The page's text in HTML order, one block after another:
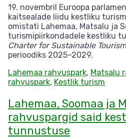
19. novembril Euroopa
kaitsealade liidu kestliku
omistati Lahemaa, Matsalu ja
turismipiirkondadele kestliku
Charter for Sustainable Tourism
perioodiks 2025–2029.
Lahemaa rahvuspark, Matsalu
rahvuspark, Kestlik turism
Lahemaa, Soomaa ja
rahvuspargid said
tunnustuse